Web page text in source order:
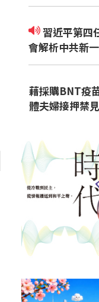
習近平第四任期穩了？從五中全
會解析中共新
藉採購BNT疫
體夫婦接押禁見